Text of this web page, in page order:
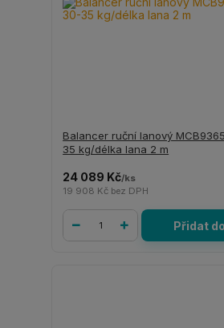
Balancer ruční lanový
35 kg/délka lana 2 m
24 089 Kč/ks
19 908 Kč bez DPH
Přidat